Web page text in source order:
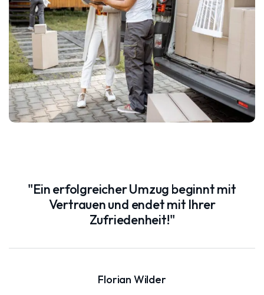
"Ein erfolgreicher Umzug beginnt mit
Vertrauen und endet mit Ihrer
Zufriedenheit!"
Florian Wilder